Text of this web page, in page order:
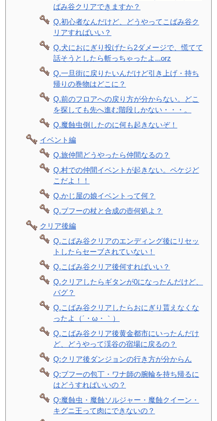
ばみ谷クリアできますか？
Q.初心者なんだけど、どうやってこばみ谷ク
リアすればいい？
Q.犬におにぎり投げたら2ダメージで、慌てて
話そうとしたら斬っちゃったよ...orz
Q.一旦街に戻りたいんだけど引き上げ・持ち
帰りの巻物はどこに？
Q.前のフロアへの戻り方が分からない。どこ
を探しても先へ進む階段しかない・・・。
Q.魔蝕虫倒したのに何も起きないぞ！
イベント編
Q.旅仲間どうやったら仲間なるの？
Q.村での仲間イベントが起きない。ペケジど
こだよ！！
Q.かじ屋の娘イベントって何？
Q.ブフーの杖と合成の壺何処よ？
クリア後編
Q.こばみ谷クリアのエンディング後にリセッ
トしたらセーブされていない！
Q.こばみ谷クリア後何すればいい？
Q.クリアしたらギタンが0になったんだけど、
バグ？
Q.こばみ谷クリアしたらおにぎり貰えなくな
ったよ（´・ω・｀）
Q.こばみ谷クリア後黄金都市にいったんだけ
ど、どうやって渓谷の宿場に戻るの？
Q:クリア後ダンジョンの行き方が分からん
Q:ブフーの包丁・ワナ師の腕輪を持ち帰るに
はどうすればいいの？
Q:魔蝕虫・魔蝕ソルジャー・魔蝕クイーン・
キグニ王って肉にできないの？